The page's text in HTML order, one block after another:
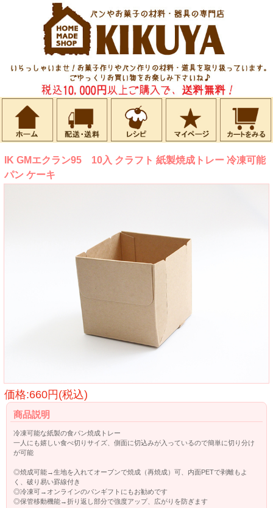
IK GMエクラン95 10入 クラフト 紙製焼成トレー 冷凍可能
パン ケーキ
価格:660円(税込)
商品説明
冷凍可能な紙製の食パン焼成トレー
一人にも嬉しい食べ切りサイズ、側面に切込みが入っているので簡単に切り分け
が可能
◎焼成可能→生地を入れてオーブンで焼成（再焼成）可、内面PETで剥離もよ
く、破り易い罫線付き
◎冷凍可→オンラインのパンギフトにもお勧めです
◎保管移動機能→折り返し部分で強度アップ、広がりを防ぎます